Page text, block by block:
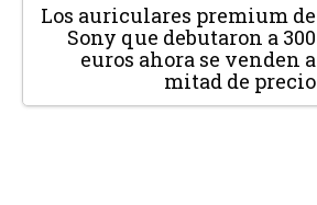
Los auriculares premium de
Sony que debutaron a 300
euros ahora se venden a
mitad de precio